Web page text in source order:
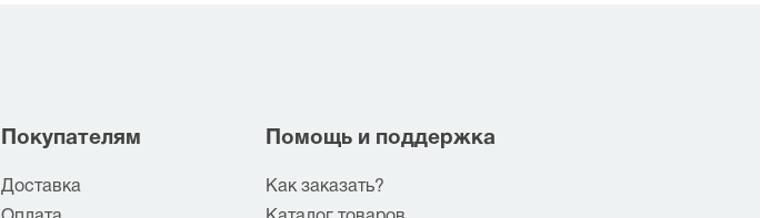
Покупателям
Доставка
Помощь и поддержка
Как заказать?